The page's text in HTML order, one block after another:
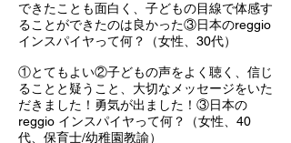
できたことも面白く、子どもの目線で体感す
ることができたのは良かった③日本のreggio
インスパイヤって何？（女性、30代）
①とてもよい②子どもの声をよく聴く、信じ
ることと疑うこと、大切なメッセージをいた
だきました！勇気が出ました！③日本の
reggio インスパイヤって何？（女性、40
代、保育士/幼稚園教諭）